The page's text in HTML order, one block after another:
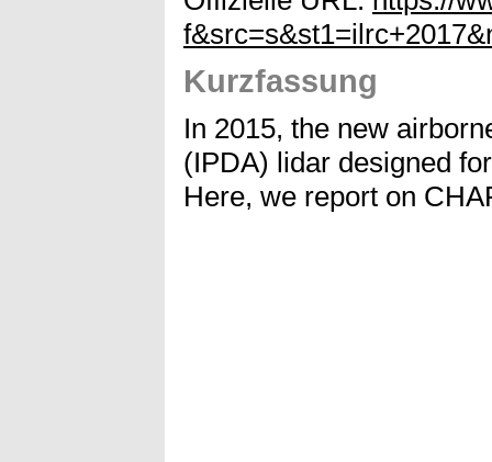
Kurzfassung
In 2015, the new
(IPDA) lidar designed
Here, we report on